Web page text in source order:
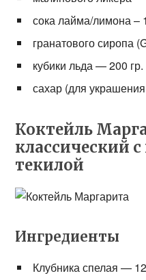
сока лайма/лимона –
гранатового сиропа
кубики льда — 200 гр.
сахар (для
Коктейль
классический
текилой
Ингредиенты
Клубника спелая —